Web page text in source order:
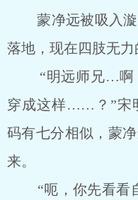
蒙净远被吸入漩
落地，现在四肢无力
“明远师兄…啊，
穿成这样……？”宋
码有七分相似，蒙
来。
“呃，你先看看自